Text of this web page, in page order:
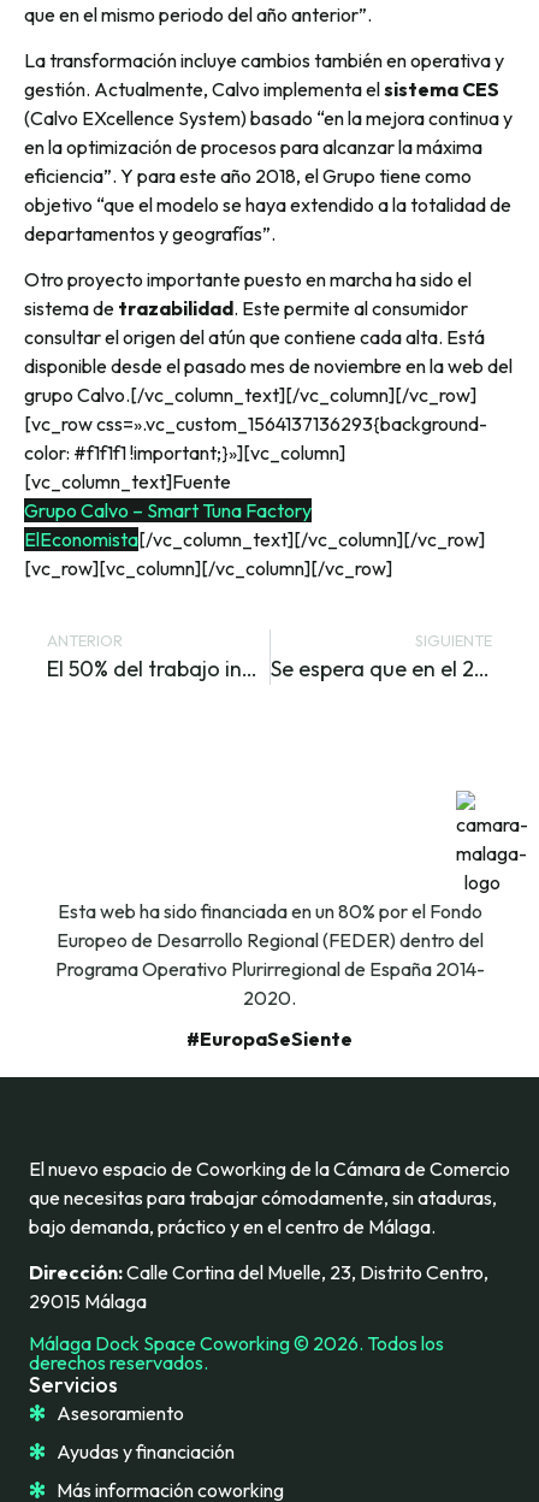
que en el mismo periodo del año anterior”.
La transformación incluye cambios también en operativa y
gestión. Actualmente, Calvo implementa elsistema CES
(Calvo EXcellence System) basado “en la mejora continua y
en la optimización de procesos para alcanzar la máxima
eficiencia”. Y para este año 2018, el Grupo tiene como
objetivo “que el modelo se haya extendido a la totalidad de
departamentos y geografías”.
Otro proyecto importante puesto en marcha ha sido el
sistema de trazabilidad. Este permite al consumidor
consultar el origen del atún que contiene cada alta. Está
disponible desde el pasado mes de noviembre en la web del
grupo Calvo.[/vc_column_text][/vc_column][/vc_row]
[vc_row css=».vc_custom_1564137136293{background-
color: #f1f1f1 !important;}»][vc_column]
[vc_column_text]Fuente
Grupo Calvo – Smart Tuna Factory
ElEconomista[/vc_column_text][/vc_column][/vc_row]
[vc_row][vc_column][/vc_column][/vc_row]
ANTERIOR
El 50% del trabajo industrial en España lo desarrollarán robots
SIGUIENTE
Se espera que en el 2021 el Ecommerce represente más del 17% del comercio minorista
Esta web ha sido financiada en un 80% por el Fondo
Europeo de Desarrollo Regional (FEDER) dentro del
Programa Operativo Plurirregional de España 2014-
2020.
#EuropaSeSiente
Servicios
Asesoramiento
Ayudas y financiación
Más información coworking
El nuevo espacio de Coworking de la Cámara de Comercio
que necesitas para trabajar cómodamente, sin ataduras,
bajo demanda, práctico y en el centro de Málaga.
Dirección:Calle Cortina del Muelle, 23, Distrito Centro,
29015 Málaga
Málaga Dock Space Coworking © 2026. Todos los
derechos reservados.